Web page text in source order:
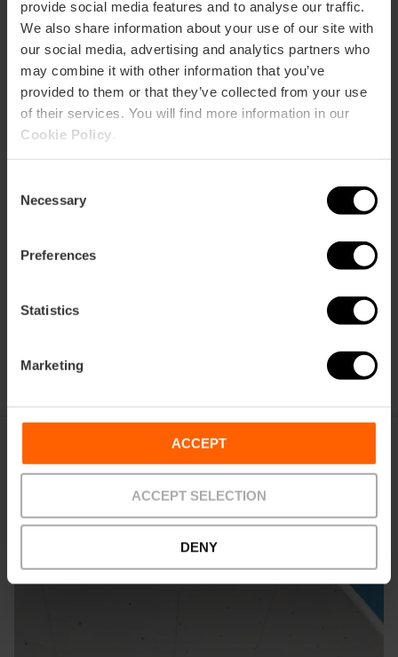
provide social media features and to analyse our traffic.
We also share information about your use of our site with
our social media, advertising and analytics partners who
may combine it with other information that you’ve
provided to them or that they’ve collected from your use
of their services. You will find more information in our
Cookie Policy
Selection
Necessary
Preferences
Statistics
Marketing
ACCEPT
ACCEPT SELECTION
DENY
Historisches Zentrum